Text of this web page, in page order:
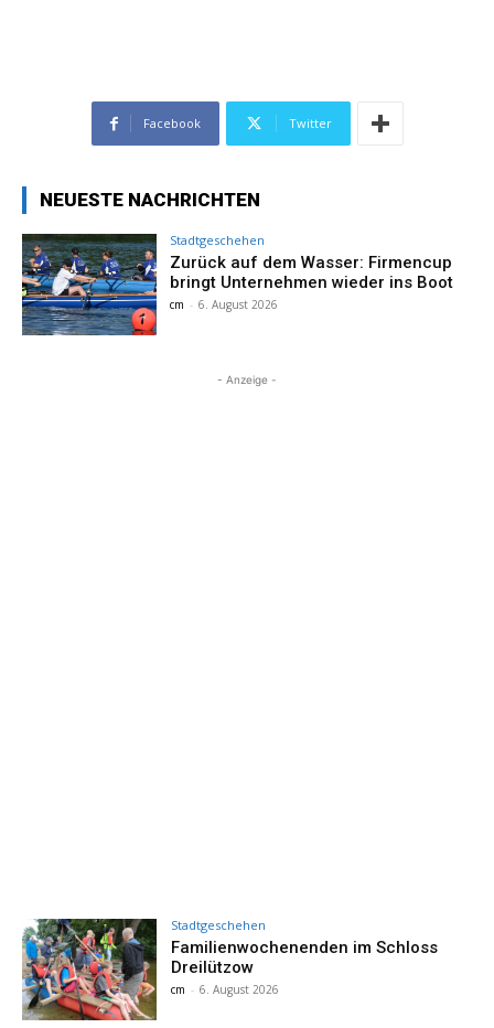
Facebook Twitter
NEUESTE NACHRICHTEN
Stadtgeschehen
Zurück auf dem Wasser: Firmencup
bringt Unternehmen wieder ins Boot
cm - 6. August 2026
- Anzeige -
Stadtgeschehen
Familienwochenenden im Schloss
Dreilützow
cm - 6. August 2026